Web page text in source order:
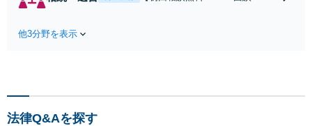
倫の早期解決】
【地域密着】
他3分野を表示
法律Q&Aを探す